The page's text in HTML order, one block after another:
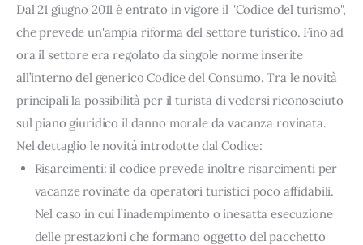
Dal 21 giugno 2011 è entrato in vigore il "Codice del turismo",
che prevede un'ampia riforma del settore turistico. Fino ad
ora il settore era regolato da singole norme inserite
all’interno del generico Codice del Consumo. Tra le novità
principali la possibilità per il turista di vedersi riconosciuto
sul piano giuridico il danno morale da vacanza rovinata.
Nel dettaglio le novità introdotte dal Codice:
Risarcimenti: il codice prevede inoltre risarcimenti per
vacanze rovinate da operatori turistici poco affidabili.
Nel caso in cui l’inadempimento o inesatta esecuzione
delle prestazioni che formano oggetto del pacchetto